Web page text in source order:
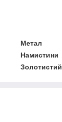
Метал
Намистини
Золотистий